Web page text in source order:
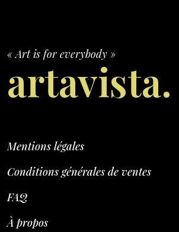
« Art is for everybody »
artavista.
Mentions légales
Conditions générales de ventes
FAQ
À propos